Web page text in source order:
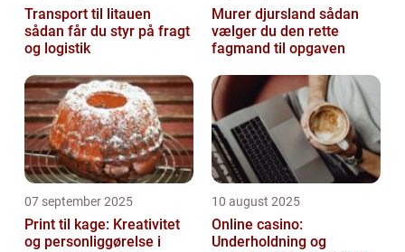
Transport til litauen
sådan får du styr på fragt
og logistik
Murer djursland sådan
vælger du den rette
fagmand til opgaven
07 september 2025
Print til kage: Kreativitet
og personliggørelse i
10 august 2025
Online casino:
Underholdning og